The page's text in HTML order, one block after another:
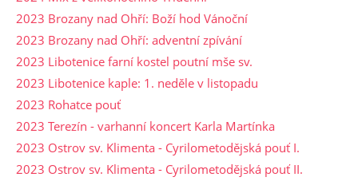
2023 Brozany nad Ohří: Boží hod Vánoční
2023 Brozany nad Ohří: adventní zpívání
2023 Libotenice farní kostel poutní mše sv.
2023 Libotenice kaple: 1. neděle v listopadu
2023 Rohatce pouť
2023 Terezín - varhanní koncert Karla Martínka
2023 Ostrov sv. Klimenta - Cyrilometodějská pouť I.
2023 Ostrov sv. Klimenta - Cyrilometodějská pouť II.